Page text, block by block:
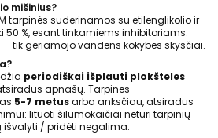
mišinius?
tarpinės suderinamos su etilenglikolio ir
50 %, esant tinkamiems inhibitoriams.
tik geriamojo vandens kokybės skysčiai.
periodiškai išplauti plokšteles
apnašų. Tarpines
5-7 metusarba anksčiau, atsiradus
lituoti šilumokaičiai neturi tarpinių
išvalyti / pridėti negalima.